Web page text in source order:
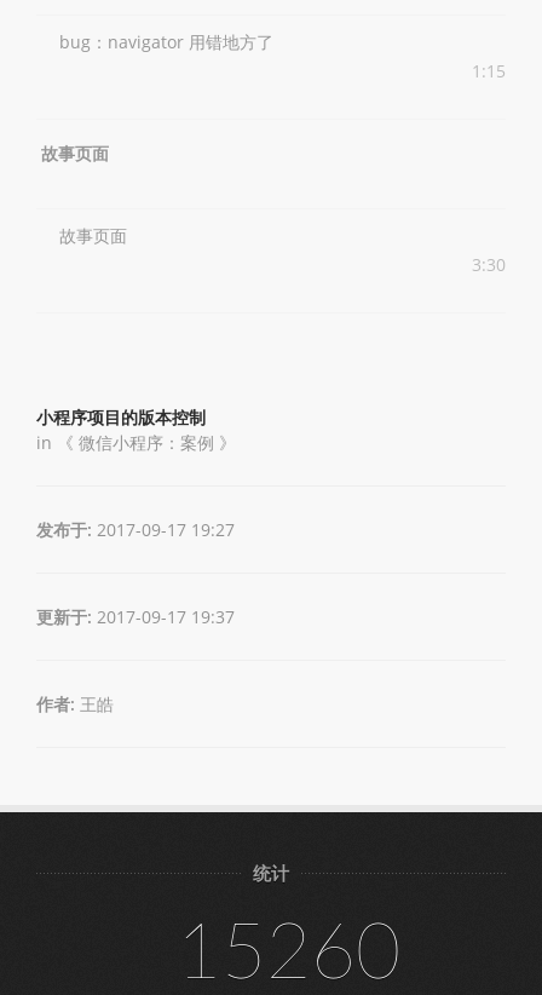
bug：navigator 用错地方了
1:15
故事页面
故事页面
3:30
小程序项目的版本控制
in 《 微信小程序：案例 》
发布于: 2017-09-17 19:27
更新于: 2017-09-17 19:37
作者: 王皓
统计
15260